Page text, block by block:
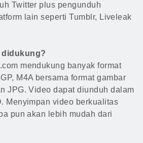
Twitter plus pengunduh
lain seperti Tumblr, Liveleak
didukung?
mendukung banyak format
M4A bersama format gambar
JPG. Video dapat diunduh dalam
Menyimpan video berkualitas
pun akan lebih mudah dari